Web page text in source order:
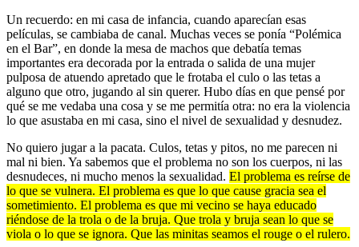
Un recuerdo: en mi casa de infancia, cuando aparecían esas
películas, se cambiaba de canal. Muchas veces se ponía “Polémica
en el Bar”, en donde la mesa de machos que debatía temas
importantes era decorada por la entrada o salida de una mujer
pulposa de atuendo apretado que le frotaba el culo o las tetas a
alguno que otro, jugando al sin querer. Hubo días en que pensé por
qué se me vedaba una cosa y se me permitía otra: no era la violencia
lo que asustaba en mi casa, sino el nivel de sexualidad y desnudez.
No quiero jugar a la pacata. Culos, tetas y pitos, no me parecen ni
mal ni bien. Ya sabemos que el problema no son los cuerpos, ni las
desnudeces, ni mucho menos la sexualidad. El problema es reírse de
lo que se vulnera. El problema es que lo que cause gracia sea el
sometimiento. El problema es que mi vecino se haya educado
riéndose de la trola o de la bruja. Que trola y bruja sean lo que se
viola o lo que se ignora. Que las minitas seamos el rouge o el rulero.